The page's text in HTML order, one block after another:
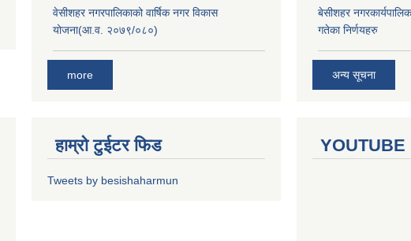
वेसीशहर नगरपालिकाको वार्षिक नगर विकास
योजना(आ.व. २०७९/०८०)
more
बे‍‍सीशहर
गतेका निर्णयहरु
अन्य सूचना
हाम्रो टुईटर फिड
Tweets by besishaharmun
YOUTUBE